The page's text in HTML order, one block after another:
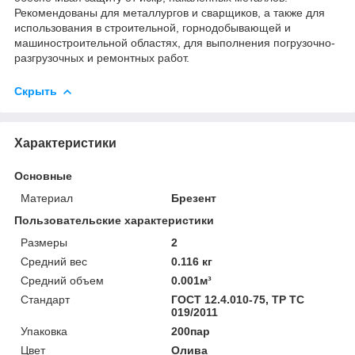
Рекомендованы для металлургов и сварщиков, а также для
использования в строительной, горнодобывающей и
машиностроительной областях, для выполнения погрузочно-
разгрузочных и ремонтных работ.
Скрыть
Характеристики
Основные
Материал
Брезент
Пользовательские характеристики
Размеры
2
Средний вес
0.116 кг
Средний объем
0.001м³
Стандарт
ГОСТ 12.4.010-75, ТР ТС
019/2011
Упаковка
200пар
Цвет
Олива